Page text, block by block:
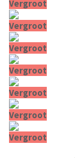
Vergroot
Vergroot
Vergroot
Vergroot
Vergroot
Vergroot
Vergroot